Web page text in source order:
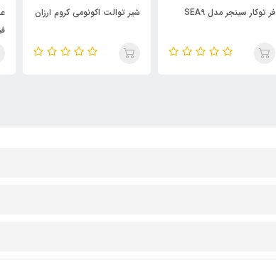
فر توکار سینجر مدل SEA9 شیر توالت اکونومی کروم ارزان